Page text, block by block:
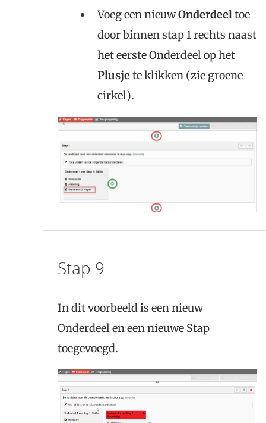
Voeg een nieuwOnderdeeltoe
door binnen stap 1 rechts naast
het eerste Onderdeel op het
Plusjete klikken (zie groene
cirkel).
Stap 9
In dit voorbeeld is een nieuw
Onderdeel en een nieuwe Stap
toegevoegd.